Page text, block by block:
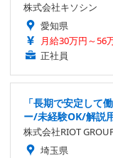
株式会社キソシン
愛知県
月給30万円～56
正社員
「長期で安定して
ー/未経験OK/解説
株式会社RIOT
埼玉県